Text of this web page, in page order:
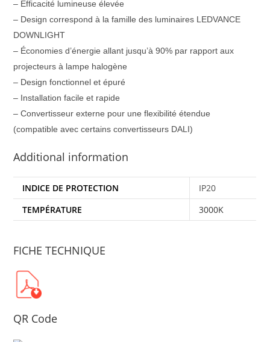
– Efficacité lumineuse élevée
– Design correspond à la famille des luminaires LEDVANCE
DOWNLIGHT
– Économies d’énergie allant jusqu’à 90% par rapport aux
projecteurs à lampe halogène
– Design fonctionnel et épuré
– Installation facile et rapide
– Convertisseur externe pour une flexibilité étendue
(compatible avec certains convertisseurs DALI)
Additional information
INDICE DE PROTECTION
IP20
TEMPÉRATURE
3000K
FICHE TECHNIQUE
QR Code